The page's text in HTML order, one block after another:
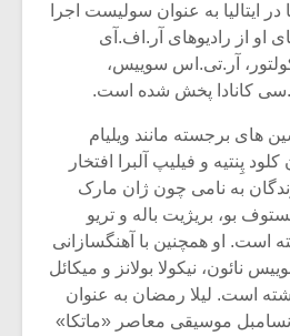
ایتالیا به عنوان سولیست اجرا
از رادیوهای آر.اف.آی
آر.تی.اس سوییس،
کانادا پخش شده است.
های برجسته مانند ویلیام
پِنتیه و فیلیپ آلبرا افتخار
به نامی چون ژان مارک
بو، بریژیت باله و تریو
است. او همچنین با آهنگسازانی
نائون، نیکولا بولانز و میکائل
است. لیلا رمضان به عنوان
موسیقی معاصر «ماتکا»